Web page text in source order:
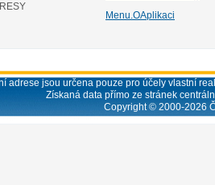
Menu.OAplikaci
adrese jsou určena pouze pro účely vlastní
Získaná data přímo ze stránek
Copyright © 2000-2026